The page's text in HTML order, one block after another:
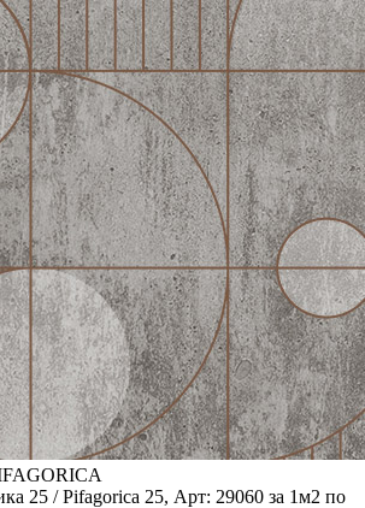
25 / Pifagorica 25, Арт: 29060 за 1м2 по